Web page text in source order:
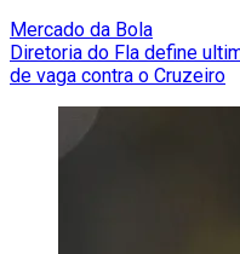
Mercado da Bola
Diretoria do Fla define
de vaga contra o Cruzeiro